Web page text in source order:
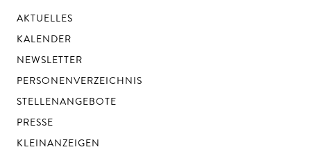
AKTUELLES
KALENDER
NEWSLETTER
PERSONENVERZEICHNIS
STELLENANGEBOTE
PRESSE
KLEINANZEIGEN